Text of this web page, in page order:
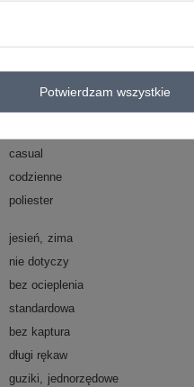
LAKERTA
casual
codzienne
poliester
jesień zima
nie dotyczy
bez ocieplenia
standardowa
bez kaptura
długi rękaw
guziki
jednorzędowe
Potwierdzam wszystkie